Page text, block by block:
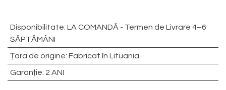
Disponibilitate: LA COMANDĂ - Termen de Livrare 4–6
SĂPTĂMÂNI
Țara de origine: Fabricat în Lituania
Garanție: 2 ANI